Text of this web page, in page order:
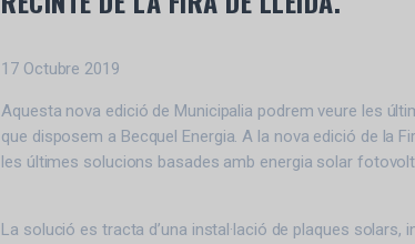
17 Octubre 2019
Aquesta nova edició de Municipalia podrem veure les
que disposem a Becquel Energia. A la nova edició de la
les últimes solucions basades amb energia solar
La solució es tracta d’una instal·lació de plaques solars,